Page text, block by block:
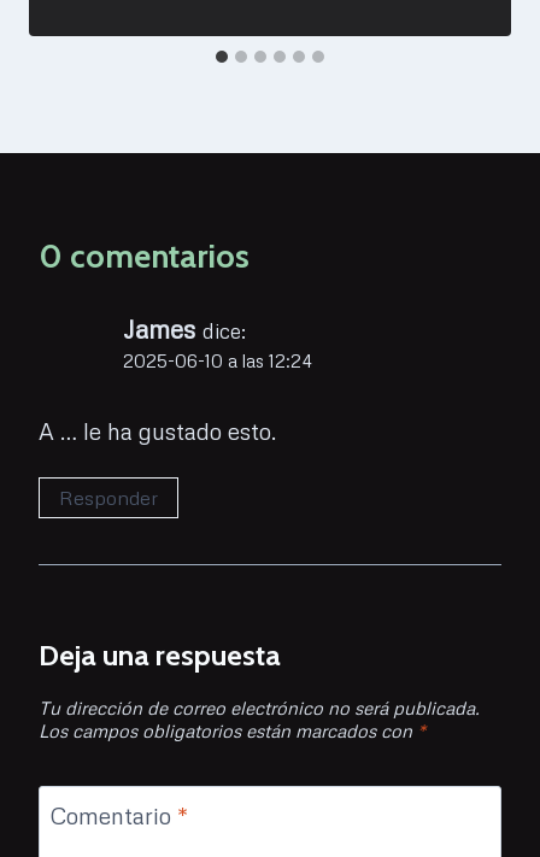
0 comentarios
James dice:
2025-06-10 a las 12:24
A … le ha gustado esto.
Responder
Deja una respuesta
Tu dirección de correo electrónico no será publicada.
Los campos obligatorios están marcados con *
Comentario *